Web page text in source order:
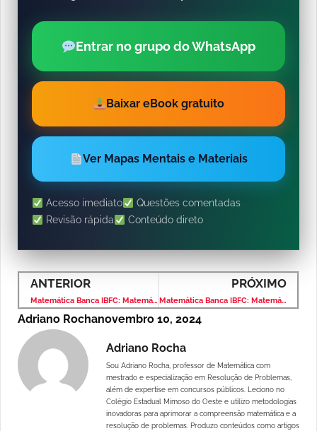
Entrar no grupo do WhatsApp
Baixar eBook gratuito
Ver Mapas Mentais e Materiais
Acesso imediato
Questões comentadas
Revisão rápida
Conteúdo direto
ANTERIOR
Matemática Banca IBFC: Matemática Financeira – Questão Comentada
PRÓXIMO
Matemática Banca IBFC: Matemática Financeira – Questão Comentada
Adriano Rochanovembro 10, 2024
Adriano Rocha
Sou Adriano Rocha, professor de Matemática com
mestrado e especialização em Resolução de Problemas,
além de expertise em concursos públicos. Leciono no
Colégio Estadual Mimoso do Oeste e utilizo metodologias
inovadoras para aprimorar a compreensão matemática e a
resolução de problemas. Produzo conteúdos como artigos